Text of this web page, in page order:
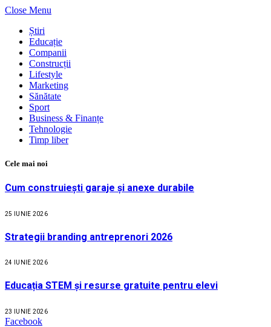
Close Menu
Știri
Educație
Companii
Construcții
Lifestyle
Marketing
Sănătate
Sport
Business & Finanțe
Tehnologie
Timp liber
Cele mai noi
Cum construiești garaje și anexe durabile
25 IUNIE 2026
Strategii branding antreprenori 2026
24 IUNIE 2026
Educația STEM și resurse gratuite pentru elevi
23 IUNIE 2026
Facebook